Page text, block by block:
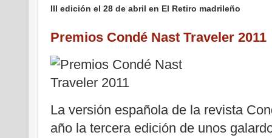
III edición el 28 de abril en El Retiro madrileño
Premios Condé Nast Traveler 2011
La versión española de la revista
año la tercera edición de unos